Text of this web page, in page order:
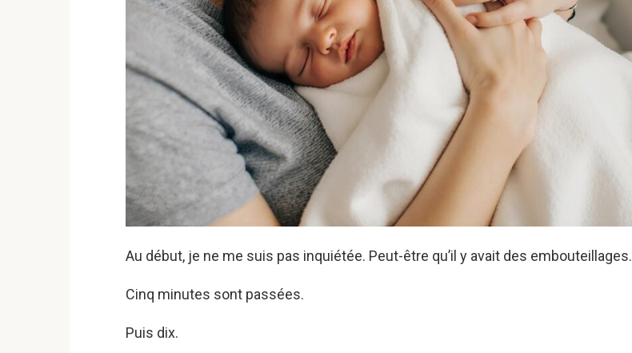
Au début, je ne me suis pas inquiétée. Peut-être qu’il y avait des embouteillages.
Cinq minutes sont passées.
Puis dix.